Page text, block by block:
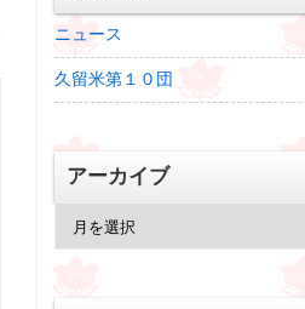
ニュース
久留米第１０団
アーカイブ